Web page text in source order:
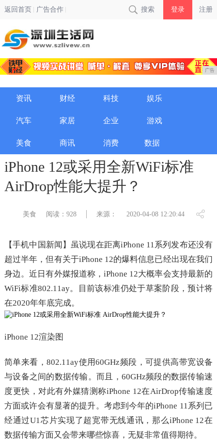
返回首页 广告合作 搜索 登录 注册
广告
资讯 财经 科技 娱乐
汽车 家居 企业 游戏
美食 商讯 消费 数据
iPhone 12或采用全新WiFi标准
AirDrop性能大提升？
美食 阅读：928 来源： 2020-04-08 12:20:44
【手机中国新闻】虽说现在距离iPhone 11系列发布还没有
超过半年，但有关于iPhone 12的爆料信息已经出现在我们
身边。近日有外媒报道称，iPhone 12大概率会支持最新的
WiFi标准802.11ay。目前该标准仍处于草案阶段，预计将
在2020年年底完成。
iPhone 12渲染图
简单来看，802.11ay使用60GHz频段，可提供高带宽设备
与设备之间的数据传输。而且，60GHz频段的数据传输速
度更快，对此有外媒猜测称iPhone 12在AirDrop传输速度
方面或许会有显著的提升。考虑到今年的iPhone 11系列已
经通过U1芯片实现了超宽带无线通讯，那么iPhone 12在
数据传输方面又会带来哪些惊喜，无疑非常值得期待。